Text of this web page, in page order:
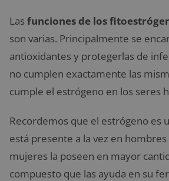
Lasfunciones de los
son varias. Principalmente se
antioxidantes y protegerlas de
no cumplen exactamente las
cumple el estrógeno en los seres
Recordemos que el estrógeno es
está presente a la vez en
mujeres la poseen en mayor
compuesto que las ayuda en su